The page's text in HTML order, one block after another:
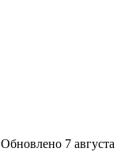
Обновлено 7 августа